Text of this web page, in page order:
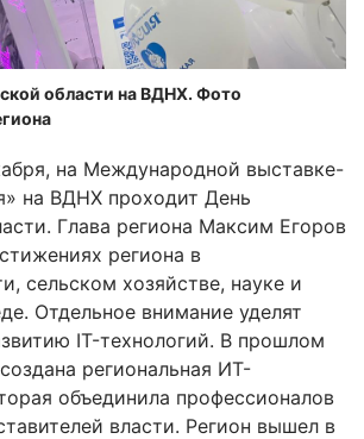
области на ВДНХ. Фото
на Международной выставке-
на ВДНХ проходит День
Глава региона Максим Егоров
региона в
сельском хозяйстве, науке и
Отдельное внимание уделят
IT-технологий. В прошлом
региональная ИТ-
объединила профессионалов
власти. Регион вышел в